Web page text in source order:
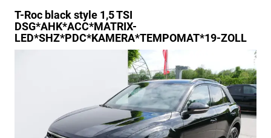
T-Roc black style 1,5 TSI
DSG*AHK*ACC*MATRIX-
LED*SHZ*PDC*KAMERA*TEMPOMAT*19-ZOLL